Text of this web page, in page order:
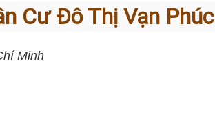
Cư Đô Thị Vạn
Minh